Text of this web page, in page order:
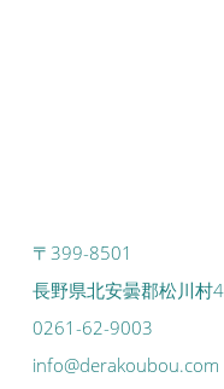
〒399-8501
長野県北安曇郡松川村
0261-62-9003
info@derakoubou.com